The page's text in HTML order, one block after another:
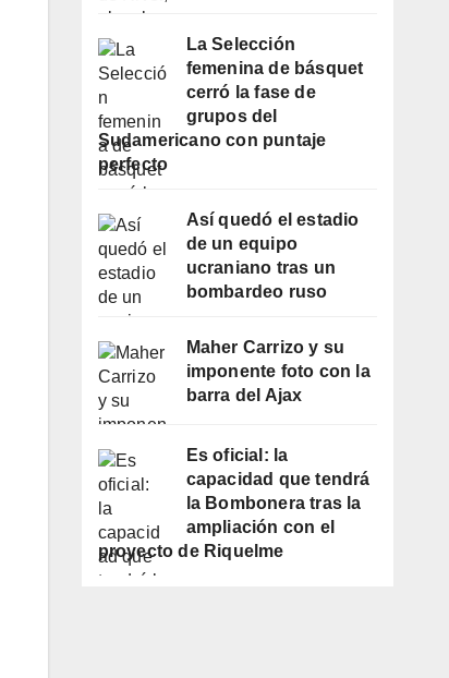
La Selección
femenina de básquet
cerró la fase de
grupos del
Sudamericano con puntaje
perfecto
Así quedó el estadio
de un equipo
ucraniano tras un
bombardeo ruso
Maher Carrizo y su
imponente foto con la
barra del Ajax
Es oficial: la
capacidad que tendrá
la Bombonera tras la
ampliación con el
proyecto de Riquelme